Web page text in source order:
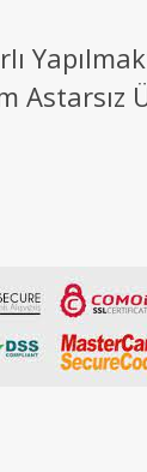
Astarsız